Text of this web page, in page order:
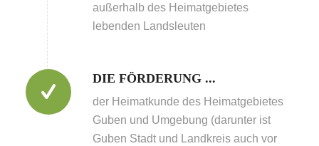
außerhalb des Heimatgebietes
lebenden Landsleuten
DIE FÖRDERUNG ...
der Heimatkunde des Heimatgebietes
Guben und Umgebung (darunter ist
Guben Stadt und Landkreis auch vor